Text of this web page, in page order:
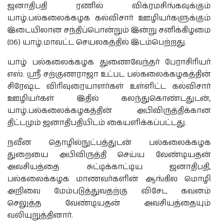
ஜனாதிபதி ரணில் விக்ரமசிங்கவுக்கும்
யாழ்.பல்கலைக்கழக கல்விசார் ஊழியர்களுக்கும்
இடையிலான சந்திப்பொன்றும் இன்று சனிக்கிழமை
(06) யாழ்.மாவட்ட செயலகத்தில் இடம்பெற்றது.
யாழ் பல்கலைக்கழக துணைவேந்தர் பேராசிரியர்
எஸ். ஸ்ரீ சற்குணராஜா உட்பட பல்கலைக்கழகத்தின்
சிரேஷ்ட விரிவுரையாளர்கள் உள்ளிட்ட கல்விசார்
ஊழியர்கள் இதில் கலந்துகொண்டதுடன்,
யாழ்.பல்கலைக்கழகத்தின் அபிவிருத்திக்கான
திட்டமும் ஜனாதிபதியிடம் கையளிக்கப்பட்டது.
நவீன தொழில்நுட்பத்துடன் பல்கலைக்கழக
துறையை அபிவிருத்தி செய்ய வேண்டியதன்
அவசியத்தை சுட்டிக்காட்டிய ஜனாதிபதி,
பல்கலைக்கழக மாணவர்களின் ஆங்கில மொழி
அறிவை மேம்படுத்துவதற்கு விசேட கவனம்
செலுத்த வேண்டியதன் அவசியத்தையும்
வலியுறுத்தினார்.